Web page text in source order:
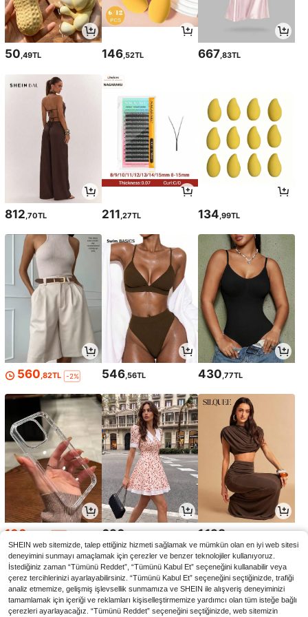
50,49TL 146,52TL 667,83TL
812 ,70TL 211 ,27TL 134 ,99TL
560,82TL -2% 546,56TL 430,77TL
100 690 1.198
SHEIN web sitemizde, talep ettiğiniz hizmeti sağlamak ve mümkün olan en iyi web sitesi
deneyimini sunmayı amaçlamak için çerezler ve benzer teknolojiler kullanıyoruz.
İstediğiniz zaman “Tümünü Reddet”, “Tümünü Kabul Et” seçeneğini kullanabilir veya
çerez tercihlerinizi ayarlayabilirsiniz. “Tümünü Kabul Et” seçeneğini seçtiğinizde, trafiği
analiz etmemize, gelişmiş işlevsellik sunmamıza ve SHEIN ile alışveriş deneyiminizi
tamamlamak için içeriği ve reklamları kişiselleştirmemize yardımcı olan tüm isteğe bağlı
çerezleri ayarlayacağız. “Tümünü Reddet” seçeneğini seçtiğinizde, web sitemizin